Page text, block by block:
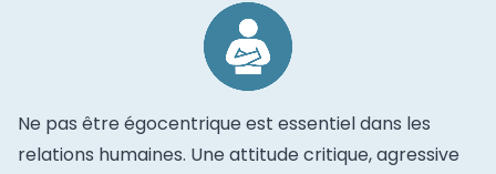
Ne pas être égocentrique est essentiel dans les
relations humaines. Une attitude critique, agressive